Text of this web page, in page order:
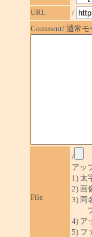
URL
/
Comment/ 通常モ
File
/
アッ
1) 太
2) 画
3) 同
フ
4) ア
5) フ